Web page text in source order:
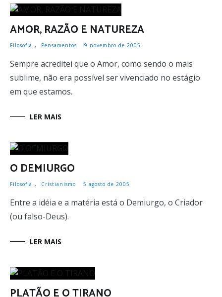
AMOR, RAZÃO E NATUREZA
Filosofia , Pensamentos 9 novembro de 2005
Sempre acreditei que o Amor, como sendo o mais
sublime, não era possível ser vivenciado no estágio
em que estamos.
LER MAIS
O DEMIURGO
Filosofia , Cristianismo 5 agosto de 2005
Entre a idéia e a matéria está o Demiurgo, o Criador
(ou falso-Deus).
LER MAIS
PLATÃO E O TIRANO